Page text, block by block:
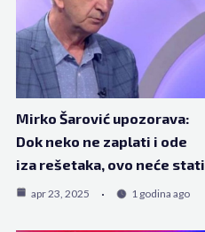
Mirko Šarović upozorava:
Dok neko ne zaplati i ode
iza rešetaka, ovo neće stati
apr 23, 2025 1 godina ago